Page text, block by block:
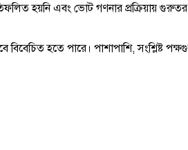
হয়নি এবং ভোট গণনার প্রক্রিয়ায় গুরুতর
বিবেচিত হতে পারে। পাশাপাশি,